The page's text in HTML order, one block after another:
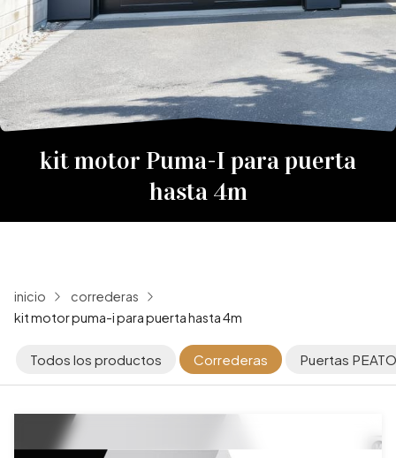
kit motor Puma-I para puerta
hasta 4m
inicio
correderas
kit motor puma-i para puerta hasta 4m
Todos los productos Correderas Puertas